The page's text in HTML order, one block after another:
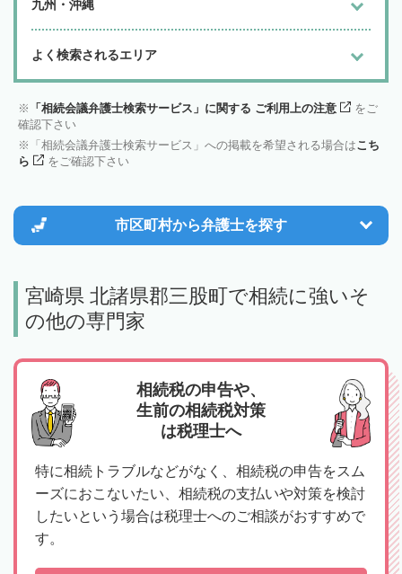
九州・沖縄
よく検索されるエリア
「相続会議弁護士検索サービス」に関する ご利用上の注意
をご
確認下さい
「相続会議弁護士検索サービス」への掲載を希望される場合はこち
ら
をご確認下さい
市区町村から弁護士を探す
宮崎県 北諸県郡三股町で相続に強いそ
の他の専門家
相続税の申告や、
生前の相続税対策
は税理士へ
特に相続トラブルなどがなく、相続税の申告をスム
ーズにおこないたい、相続税の支払いや対策を検討
したいという場合は税理士へのご相談がおすすめで
す。